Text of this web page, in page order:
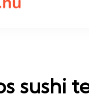
sushi